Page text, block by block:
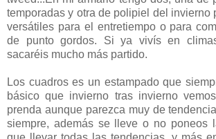
temporadas y otra de polipiel del invierno
versátiles para el entretiempo o para
de punto gordos. Si ya vivís en
sacaréis mucho más partido.
Los cuadros es un estampado que
básico que invierno tras invierno
prenda aunque parezca muy de
siempre, además se lleve o no poneos